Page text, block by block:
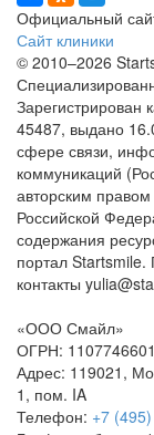
Официальный
Сайт клиники
© 2010–2026
45487, выдано
сфере связи,
коммуникаций
авторским правом
Российской
содержания
портал
контакты
«ООО Смайл»
ОГРН:
Адрес: 119021,
1, пом. IA
Телефон: +7